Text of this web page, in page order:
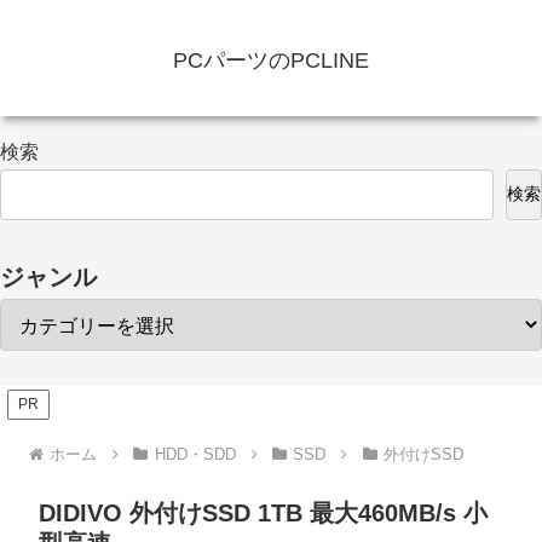
PCパーツのPCLINE
検索
検索
ジャンル
PR
ホーム HDD・SDD SSD 外付けSSD
DIDIVO 外付けSSD 1TB 最大460MB/s 小